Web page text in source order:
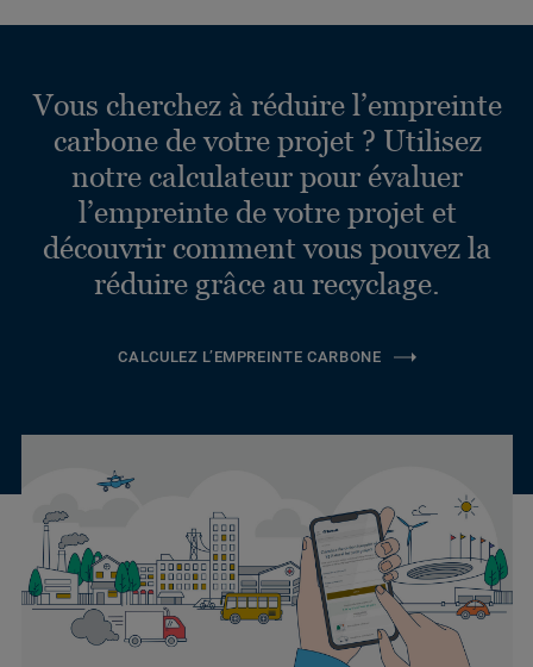
Vous cherchez à réduire l’empreinte
carbone de votre projet ? Utilisez
notre calculateur pour évaluer
l’empreinte de votre projet et
découvrir comment vous pouvez la
réduire grâce au recyclage.
CALCULEZ L’EMPREINTE CARBONE